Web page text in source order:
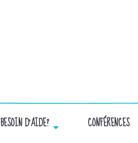
BESOIN D’AIDE? CONFÉRENCES